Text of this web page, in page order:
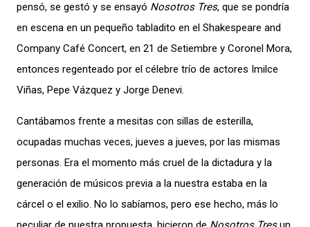
pensó, se gestó y se ensayó Nosotros Tres, que se pondría
en escena en un pequeño tabladito en el Shakespeare and
Company Café Concert, en 21 de Setiembre y Coronel Mora,
entonces regenteado por el célebre trío de actores Imilce
Viñas, Pepe Vázquez y Jorge Denevi.
Cantábamos frente a mesitas con sillas de esterilla,
ocupadas muchas veces, jueves a jueves, por las mismas
personas. Era el momento más cruel de la dictadura y la
generación de músicos previa a la nuestra estaba en la
cárcel o el exilio. No lo sabíamos, pero ese hecho, más lo